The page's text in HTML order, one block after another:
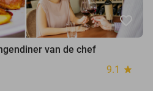
favorite_border
van de chef
9.1 star